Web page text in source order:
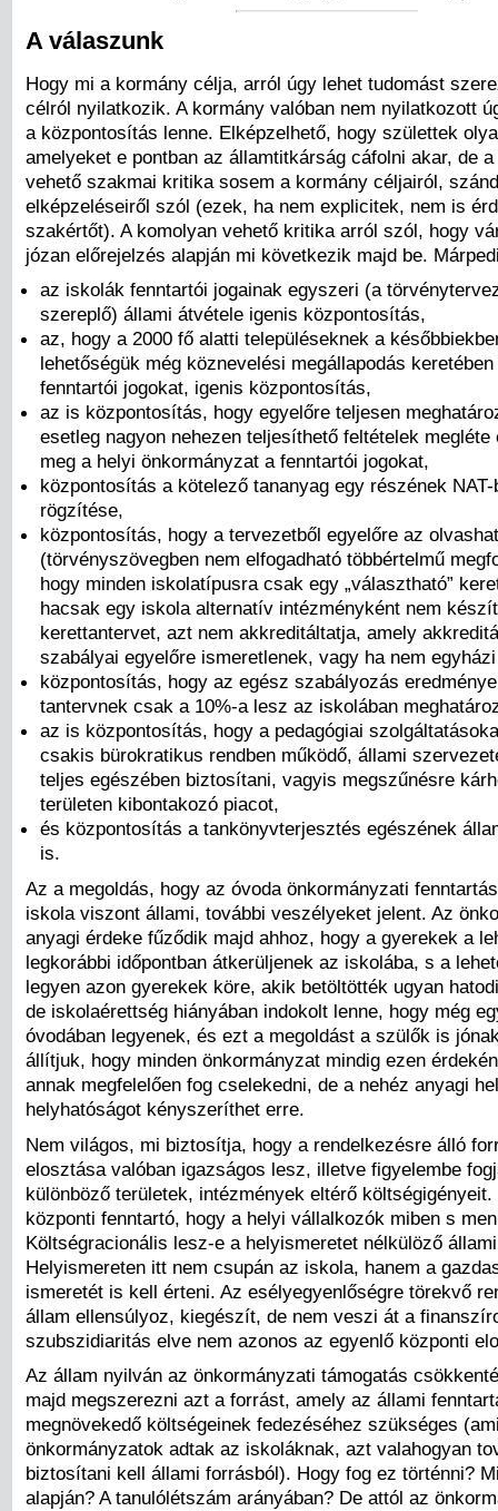
A válaszunk
Hogy mi a kormány célja, arról úgy lehet tudomást
célról nyilatkozik. A kormány valóban nem nyilatkozott
a központosítás lenne. Elképzelhető, hogy születtek
amelyeket e pontban az államtitkárság cáfolni akar, de
vehető szakmai kritika sosem a kormány céljairól,
elképzeléseiről szól (ezek, ha nem explicitek, nem is
szakértőt). A komolyan vehető kritika arról szól, hogy
józan előrejelzés alapján mi következik majd be.
az iskolák fenntartói jogainak egyszeri (a
szereplő) állami átvétele igenis központosítás,
az, hogy a 2000 fő alatti településeknek a
lehetőségük még köznevelési megállapodás
fenntartói jogokat, igenis központosítás,
az is központosítás, hogy egyelőre teljesen
esetleg nagyon nehezen teljesíthető feltételek megléte
meg a helyi önkormányzat a fenntartói jogokat,
központosítás a kötelező tananyag egy részének NAT-
rögzítése,
központosítás, hogy a tervezetből egyelőre az
(törvényszövegben nem elfogadható többértelmű
hogy minden iskolatípusra csak egy „választható”
hacsak egy iskola alternatív intézményként nem
kerettantervet, azt nem akkreditáltatja, amely
szabályai egyelőre ismeretlenek, vagy ha nem
központosítás, hogy az egész szabályozás
tantervnek csak a 10%-a lesz az iskolában
az is központosítás, hogy a pedagógiai
csakis bürokratikus rendben működő, állami
teljes egészében biztosítani, vagyis megszűnésre
területen kibontakozó piacot,
és központosítás a tankönyvterjesztés egészének
is.
Az a megoldás, hogy az óvoda önkormányzati
iskola viszont állami, további veszélyeket jelent. Az
anyagi érdeke fűződik majd ahhoz, hogy a gyerekek a
legkorábbi időpontban átkerüljenek az iskolába, s a
legyen azon gyerekek köre, akik betöltötték ugyan
de iskolaérettség hiányában indokolt lenne, hogy még
óvodában legyenek, és ezt a megoldást a szülők is
állítjuk, hogy minden önkormányzat mindig ezen
annak megfelelően fog cselekedni, de a nehéz anyagi
helyhatóságot kényszeríthet erre.
Nem világos, mi biztosítja, hogy a rendelkezésre álló
elosztása valóban igazságos lesz, illetve figyelembe
különböző területek, intézmények eltérő költségigényeit.
központi fenntartó, hogy a helyi vállalkozók miben s
Költségracionális lesz-e a helyismeretet nélkülöző
Helyismereten itt nem csupán az iskola, hanem a
ismeretét is kell érteni. Az esélyegyenlőségre törekvő
állam ellensúlyoz, kiegészít, de nem veszi át a
szubszidiaritás elve nem azonos az egyenlő központi
Az állam nyilván az önkormányzati támogatás
majd megszerezni azt a forrást, amely az állami
megnövekedő költségeinek fedezéséhez szükséges
önkormányzatok adtak az iskoláknak, azt valahogyan
biztosítani kell állami forrásból). Hogy fog ez történni?
alapján? A tanulólétszám arányában? De attól az